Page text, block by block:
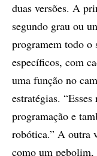
duas versões. A
segundo grau ou
programem todo o
específicos, com
uma função no
estratégias.
programação e
robótica.” A outra
como um pebolim,